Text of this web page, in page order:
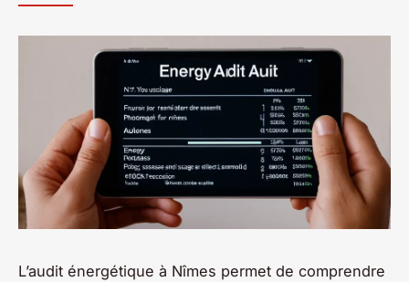
L’audit énergétique à Nîmes permet de comprendre